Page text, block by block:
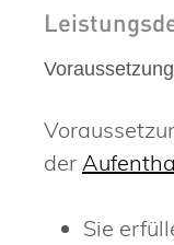
der
Sie